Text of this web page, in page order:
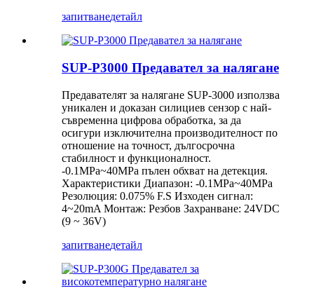
запитванедетайл
SUP-P3000 Предавател за налягане
Предавателят за налягане SUP-3000 използва
уникален и доказан силициев сензор с най-
съвременна цифрова обработка, за да
осигури изключителна производителност по
отношение на точност, дългосрочна
стабилност и функционалност.
-0.1MPa~40MPa пълен обхват на детекция.
Характеристики Диапазон: -0.1MPa~40MPa
Резолюция: 0.075% F.S Изходен сигнал:
4~20mA Монтаж: Резбов Захранване: 24VDC
(9 ~ 36V)
запитванедетайл